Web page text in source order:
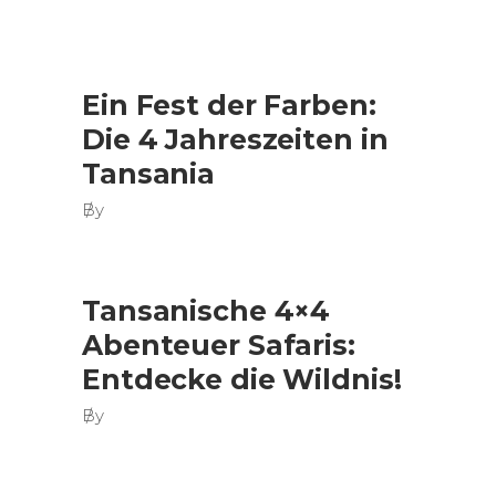
Ein Fest der Farben:
Die 4 Jahreszeiten in
Tansania
By
Tansanische 4×4
Abenteuer Safaris:
Entdecke die Wildnis!
By